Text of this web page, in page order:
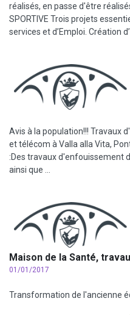
réalisés, en passe d'être
SPORTIVE Trois projets
services et d’Emploi. Création
Avis à la population!!! Travaux
et télécom à Valla alla Vita,
:Des travaux d'enfouissement
ainsi que ...
Maison de la Santé,
01/01/2017
Transformation de l'ancienne